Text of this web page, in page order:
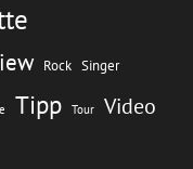
Rock Singer
Tipp Tour Video